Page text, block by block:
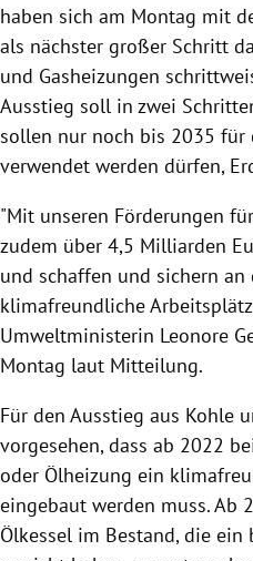
haben sich am Montag mit
als nächster großer Schritt
und Gasheizungen
Ausstieg soll in zwei
sollen nur noch bis 2035 für
verwendet werden dürfen,
"Mit unseren Förderungen
zudem über 4,5 Milliarden
und schaffen und sichern
klimafreundliche
Umweltministerin Leonore
Montag laut Mitteilung.
Für den Ausstieg aus Kohle
vorgesehen, dass ab 2022
oder Ölheizung ein
eingebaut werden muss. Ab
Ölkessel im Bestand, die